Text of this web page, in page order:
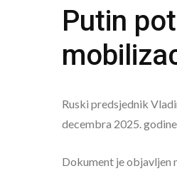
Putin
Ruski predsjednik
decembra 2025.
Dokument je objavljen